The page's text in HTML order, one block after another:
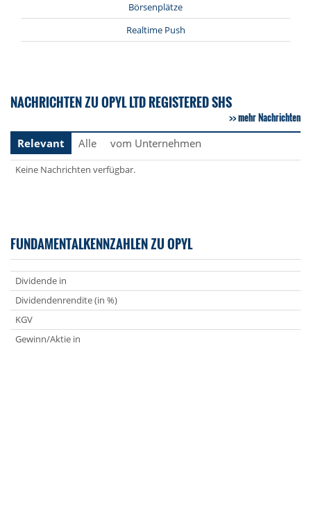
Börsenplätze
Realtime Push
NACHRICHTEN ZU OPYL LTD REGISTERED SHS
mehr Nachrichten
Relevant
Alle vom Unternehmen
Keine Nachrichten verfügbar.
FUNDAMENTALKENNZAHLEN ZU OPYL
Dividende in
Dividendenrendite (in %)
KGV
Gewinn/Aktie in